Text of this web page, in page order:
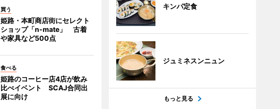
買う
姫路・本町商店街にセレクト
ショップ「n-mate」 古着
や家具など500点
食べる
姫路のコーヒー店4店が飲み
比べイベント SCAJ合同出
展に向け
キンパ定食
ジュミネスンニュン
もっと見る